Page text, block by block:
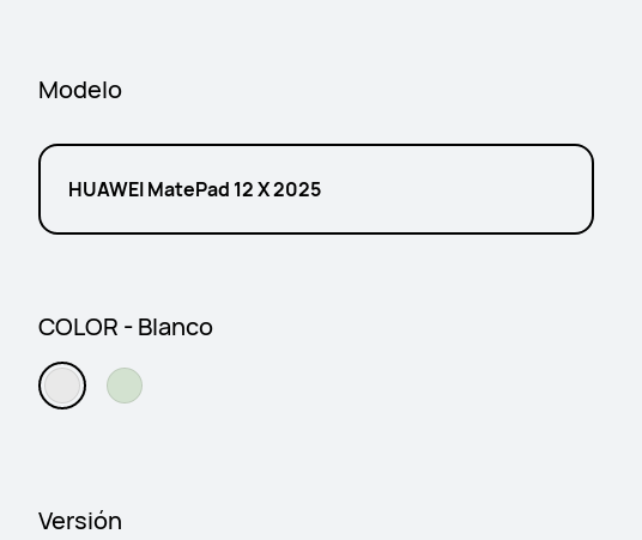
Modelo
HUAWEI MatePad 12 X 2025
COLOR - Blanco
Versión